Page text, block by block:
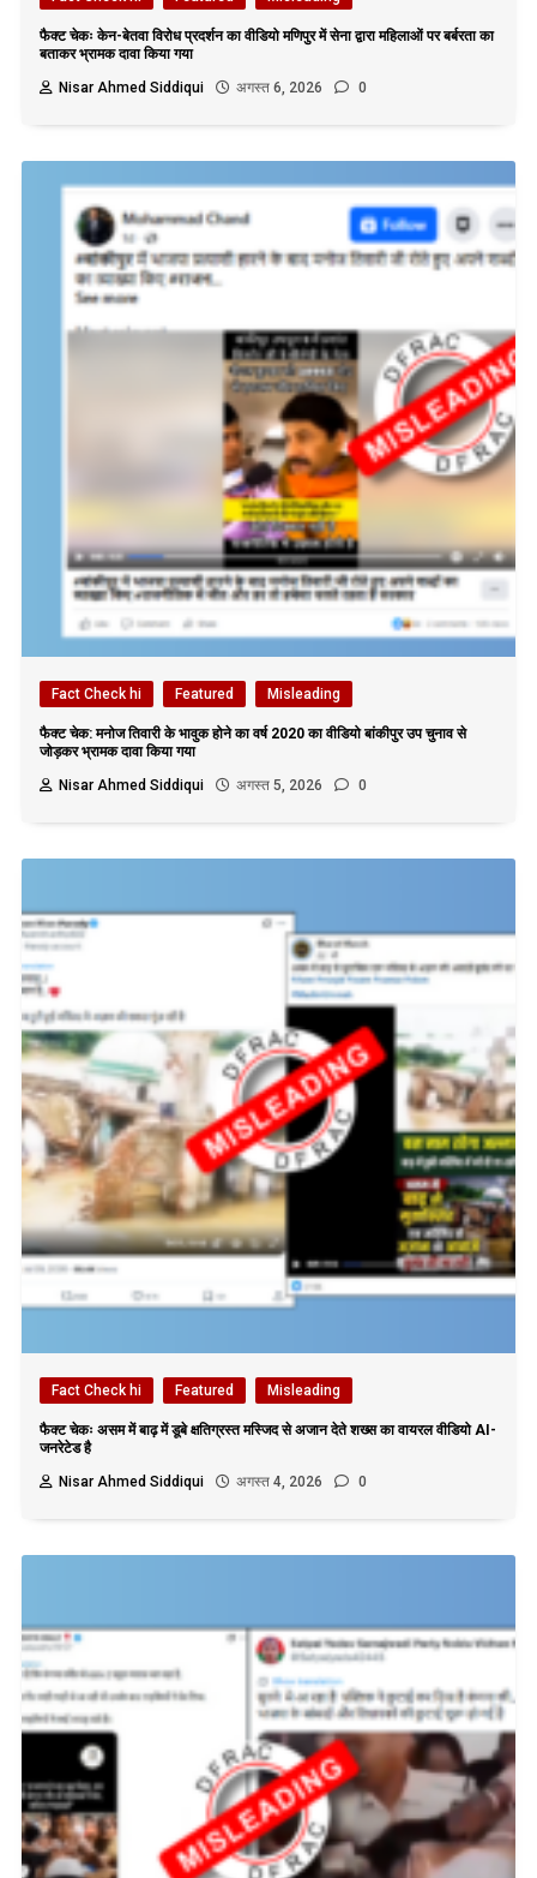
फैक्ट चेकः केन-बेतवा विरोध प्रदर्शन का वीडियो मणिपुर में सेना द्वारा महिलाओं पर बर्बरता का
बताकर भ्रामक दावा किया गया
Nisar Ahmed Siddiqui
अगस्त 6, 2026 0
Fact Check hi Featured Misleading
फैक्ट चेक: मनोज तिवारी के भावुक होने का वर्ष 2020 का वीडियो बांकीपुर उप चुनाव से
जोड़कर भ्रामक दावा किया गया
Nisar Ahmed Siddiqui
अगस्त 5, 2026 0
Fact Check hi Featured Misleading
फैक्ट चेकः असम में बाढ़ में डूबे क्षतिग्रस्त मस्जिद से अजान देते शख्स का वायरल वीडियो AI-
जनरेटेड है
Nisar Ahmed Siddiqui
अगस्त 4, 2026 0